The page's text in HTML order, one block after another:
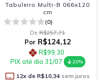
Tabuleiro Multi-B 066x120
cm
(0)
De R$257,71
Por R$124,12
R$99,30
PIX até dia 31/07
20%
12x de R$10,34 sem juros